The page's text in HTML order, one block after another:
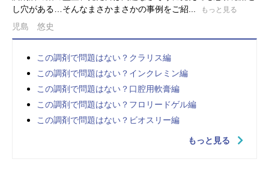
し穴がある…そんなまさかまさかの事例をご紹...
もっと見る
児島 悠史
この調剤で問題はない？クラリス編
この調剤で問題はない？インクレミン編
この調剤で問題はない？口腔用軟膏編
この調剤で問題はない？フロリードゲル編
この調剤で問題はない？ビオスリー編
もっと見る